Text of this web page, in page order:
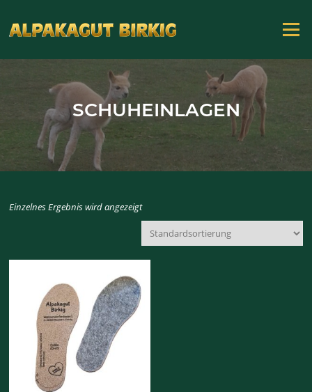
Inhalt
springen
Menü
SCHUHEINLAGEN
Einzelnes Ergebnis wird angezeigt